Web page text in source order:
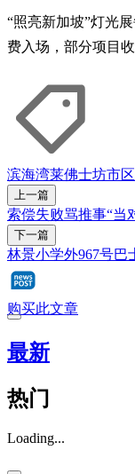
“照亮新加坡”灯光
费入场，部分项目
滨海湾莱佛士坊市
上一篇
索偿失败骂推事“当
下一篇
林景小学外967号巴
购买此文章
最新
热门
Loading...